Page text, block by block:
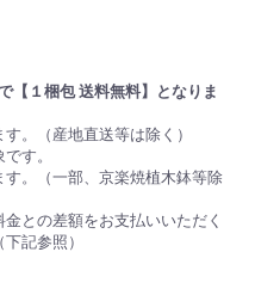
【１梱包 送料無料】となりま
。（産地直送等は除く）
す。
。（一部、京楽焼植木鉢等除
との差額をお支払いいただく
記参照）